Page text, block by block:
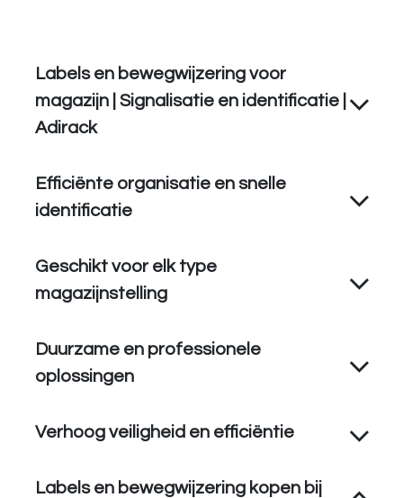
Labels en bewegwijzering voor
magazijn | Signalisatie en identificatie |
Adirack
Efficiënte organisatie en snelle
identificatie
Geschikt voor elk type
magazijnstelling
Duurzame en professionele
oplossingen
Verhoog veiligheid en efficiëntie
Labels en bewegwijzering kopen bij